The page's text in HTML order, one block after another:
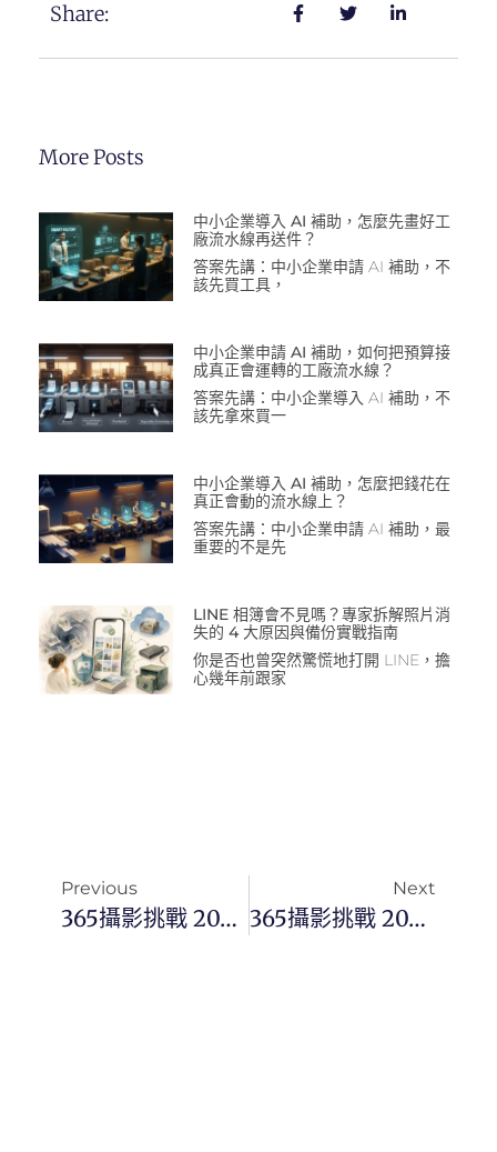
Share:
More Posts
中小企業導入 AI 補助，怎麼先畫好工
廠流水線再送件？
答案先講：中小企業申請 AI 補助，不
該先買工具，
中小企業申請 AI 補助，如何把預算接
成真正會運轉的工廠流水線？
答案先講：中小企業導入 AI 補助，不
該先拿來買一
中小企業導入 AI 補助，怎麼把錢花在
真正會動的流水線上？
答案先講：中小企業申請 AI 補助，最
重要的不是先
LINE 相簿會不見嗎？專家拆解照片消
失的 4 大原因與備份實戰指南
你是否也曾突然驚慌地打開 LINE，擔
心幾年前跟家
Previous
365攝影挑戰 20260424(五)113/365 Day3767
Next
365攝影挑戰 20260426(日)115/365 Day3769